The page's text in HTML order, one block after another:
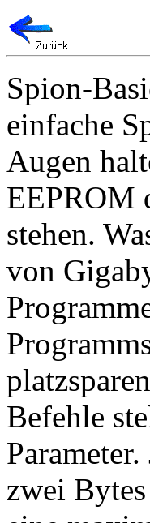
Spion-
einfache
Augen
EEPROM
stehen.
von
Befehle
zwei